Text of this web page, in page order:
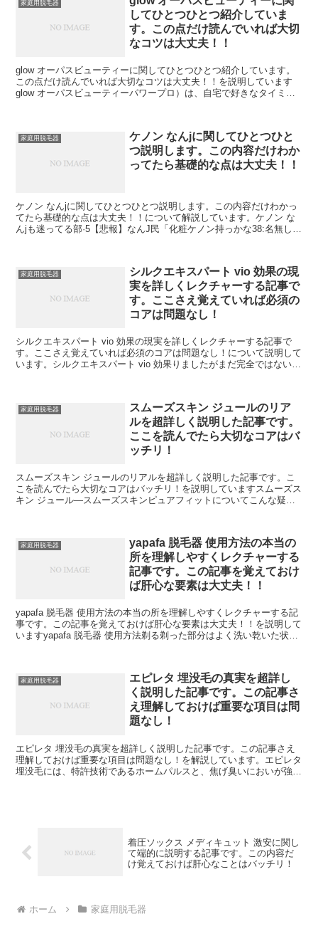
家庭用脱毛器
してひとつひとつ紹介していま
す。この点だけ読んでいれば大切
なコツは大丈夫！！
glow オーパスビューティーに関してひとつひとつ紹介しています。
この点だけ読んでいれば大切なコツは大丈夫！！を説明しています
glow オーパスビューティーパワープロ）は、自宅で好きなタイミン
家庭用脱毛器
ケノン なんjに関してひとつひと
つ説明します。この内容だけわか
ってたら基礎的な点は大丈夫！！
ケノン なんjに関してひとつひとつ説明します。この内容だけわかっ
てたら基礎的な点は大丈夫！！について解説しています。ケノン な
んjも迷ってる部·5【悲報】なんJ民「化粧ケノン持っかな38:名無しの
家庭用脱毛器
シルクエキスパート vio 効果の現
実を詳しくレクチャーする記事で
す。ここさえ覚えていれば必須の
コアは問題なし！
シルクエキスパート vio 効果の現実を詳しくレクチャーする記事で
す。ここさえ覚えていれば必須のコアは問題なし！について説明して
います。シルクエキスパート vio 効果りましたがまだ完全ではないの
家庭用脱毛器
スムーズスキン ジュールのリア
ルを超詳しく説明した記事です。
ここを読んでたら大切なコアはバ
ッチリ！
スムーズスキン ジュールのリアルを超詳しく説明した記事です。こ
こを読んでたら大切なコアはバッチリ！を説明していますスムーズス
キン ジュール—スムーズスキンピュアフィットについてこんな疑問
家庭用脱毛器
yapafa 脱毛器 使用方法の本当の
所を理解しやすくレクチャーする
記事です。この記事を覚えておけ
ば肝心な要素は大丈夫！！
yapafa 脱毛器 使用方法の本当の所を理解しやすくレクチャーする記
事です。この記事を覚えておけば肝心な要素は大丈夫！！を説明して
いますyapafa 脱毛器 使用方法剃る剃った部分はよく洗い乾いた状態
家庭用脱毛器
エピレタ 埋没毛の真実を超詳し
く説明した記事です。この記事さ
え理解しておけば重要な項目は問
題なし！
エピレタ 埋没毛の真実を超詳しく説明した記事です。この記事さえ
理解しておけば重要な項目は問題なし！を解説しています。エピレタ
埋没毛には、特許技術であるホームパルスと、焦げ臭いにおいが強く
着圧ソックス メディキュット 激安に関し
て端的に説明する記事です。この内容だ
け覚えておけば肝心なことはバッチリ！
ホーム 家庭用脱毛器